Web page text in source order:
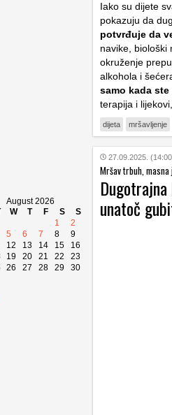
August 2026
W T F S
S
1
2
5 6 7 8
9
12 13 14 15
16
19 20 21 22
23
26 27 28 29
30
Iako su dijete
pokazuju da
potvrđuje da
navike, biološki
okruženje
alkohola i
samo kada
terapija i
dijeta mršavljenje
27.09.2025.
Mršav trbuh,
unatoč